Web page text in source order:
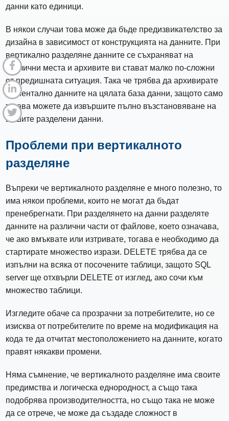
данни като единици.
В някои случаи това може да бъде предизвикателство за
дизайна в зависимост от конструкцията на данните. При
вертикално разделяне данните се съхраняват на
различни места и архивите ви стават малко по-сложни
от предишната ситуация. Така че трябва да архивирате
моментално данните на цялата база данни, защото само
тогава можете да извършите пълно възстановяване на
вашите разделени данни.
Проблеми при вертикалното
разделяне
Въпреки че вертикалното разделяне е много полезно, то
има някои проблеми, които не могат да бъдат
пренебрегнати. При разделянето на данни разделяте
данните на различни части от файлове, което означава,
че ако вмъквате или изтривате, тогава е необходимо да
стартирате множество изрази. DELETE трябва да се
изпълни на всяка от посочените таблици, защото SQL
server ще отхвърли DELETE от изглед, ако сочи към
множество таблици.
Изгледите обаче са прозрачни за потребителите, но се
изисква от потребителите по време на модификация на
кода те да отчитат местоположението на данните, когато
правят някакви промени.
Няма съмнение, че вертикалното разделяне има своите
предимства и логическа еднородност, а също така
подобрява производителността, но също така не може
да се отрече, че може да създаде сложност в